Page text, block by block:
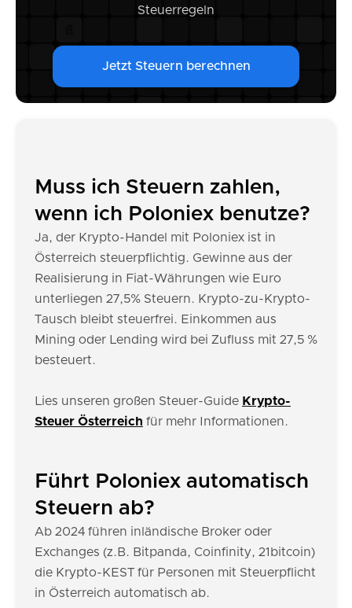
Steuerregeln
Jetzt Steuern berechnen
Muss ich Steuern zahlen,
wenn ich Poloniex benutze?
Ja, der Krypto-Handel mit Poloniex ist in
Österreich steuerpflichtig. Gewinne aus der
Realisierung in Fiat-Währungen wie Euro
unterliegen 27,5% Steuern. Krypto-zu-Krypto-
Tausch bleibt steuerfrei. Einkommen aus
Mining oder Lending wird bei Zufluss mit 27,5 %
besteuert.
Lies unseren großen Steuer-Guide Krypto-
Steuer Österreich für mehr Informationen.
Führt Poloniex automatisch
Steuern ab?
Ab 2024 führen inländische Broker oder
Exchanges (z.B. Bitpanda, Coinfinity, 21bitcoin)
die Krypto-KEST für Personen mit Steuerpflicht
in Österreich automatisch ab.